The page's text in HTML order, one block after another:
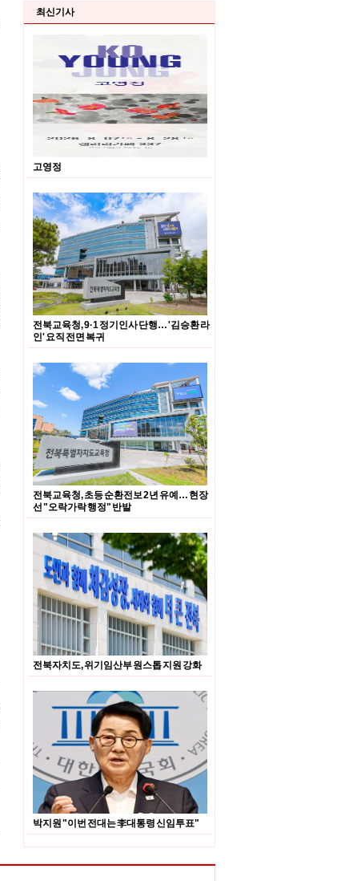
최신기사
고영정
전북교육청, 9·1 정기인사 단행… '김승환 라
인' 요직 전면 복귀
전북교육청, 초등 순환전보 2년 유예… 현장
선 "오락가락 행정" 반발
전북자치도, 위기임산부 원스톱 지원 강화
박지원 "이번 전대는 李대통령 신임투표"